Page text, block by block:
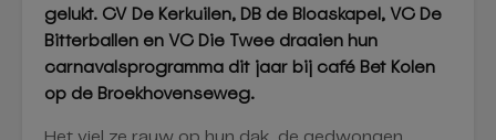
gelukt. CV De Kerkuilen, DB de Bloaskapel, VC De
Bitterballen en VC Die Twee draaien hun
carnavalsprogramma dit jaar bij café Bet Kolen
op de Broekhovenseweg.